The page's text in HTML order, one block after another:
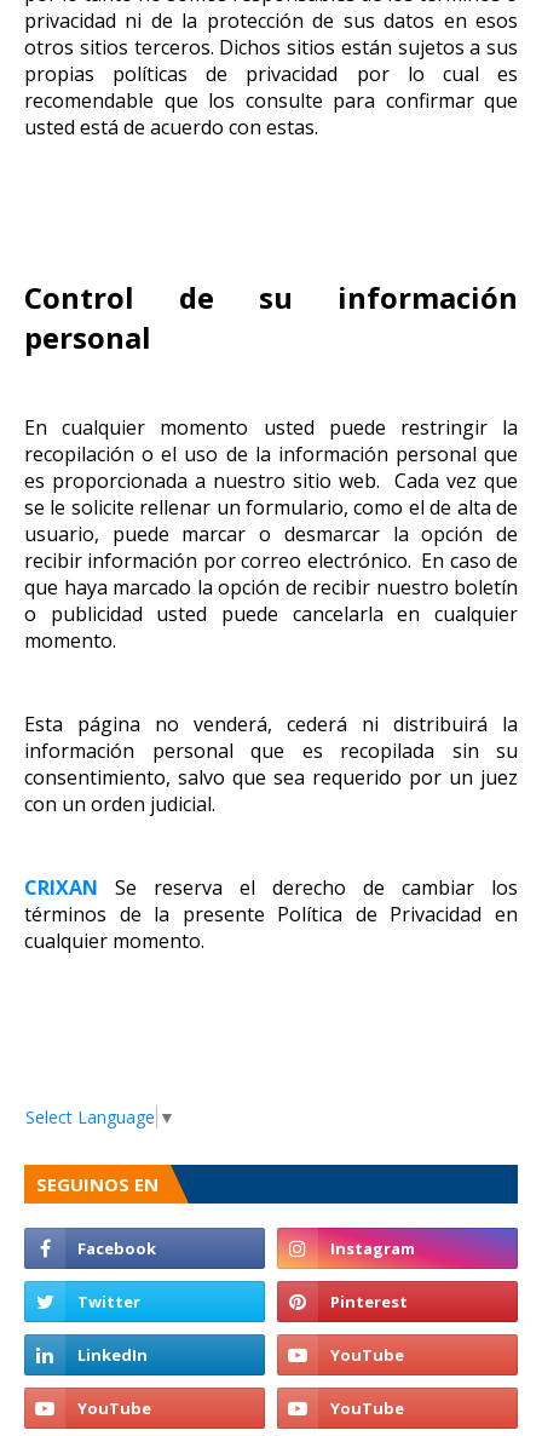
privacidad ni de la protección de sus datos en esos
otros sitios terceros. Dichos sitios están sujetos a sus
propias políticas de privacidad por lo cual es
recomendable que los consulte para confirmar que
usted está de acuerdo con estas.
Control de su información
personal
En cualquier momento usted puede restringir la
recopilación o el uso de la información personal que
es proporcionada a nuestro sitio web. Cada vez que
se le solicite rellenar un formulario, como el de alta de
usuario, puede marcar o desmarcar la opción de
recibir información por correo electrónico. En caso de
que haya marcado la opción de recibir nuestro boletín
o publicidad usted puede cancelarla en cualquier
momento.
Esta página no venderá, cederá ni distribuirá la
información personal que es recopilada sin su
consentimiento, salvo que sea requerido por un juez
con un orden judicial.
CRIXAN Se reserva el derecho de cambiar los
términos de la presente Política de Privacidad en
cualquier momento.
Select Language ▼
SEGUINOS EN